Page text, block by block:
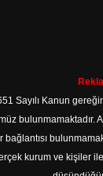
Sayılı Kanun
bulunmamaktadır.
bağlantısı
kurum ve kişiler